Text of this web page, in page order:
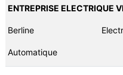
ENTREPRISE
Berline
Automatique